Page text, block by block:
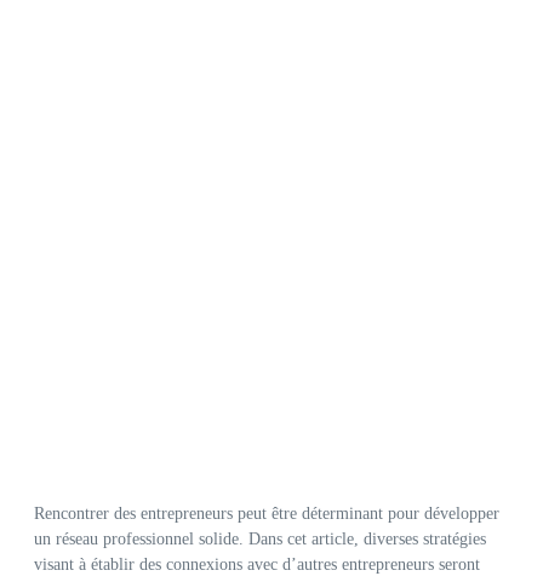
Rencontrer des entrepreneurs peut être déterminant pour développer
un réseau professionnel solide. Dans cet article, diverses stratégies
visant à établir des connexions avec d’autres entrepreneurs seront